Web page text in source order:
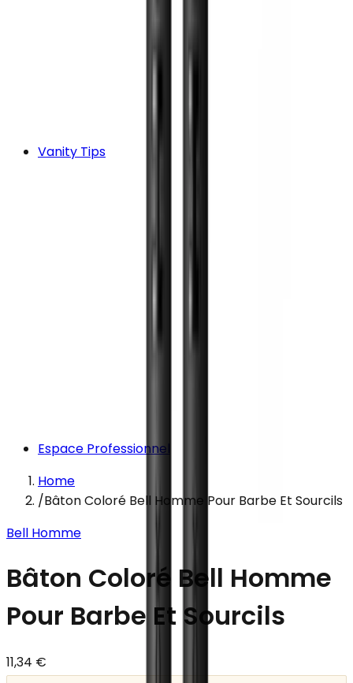
Vanity Tips
Espace Professionnel
Home
/Bâton Coloré Bell Homme Pour Barbe Et Sourcils
Bell Homme
Bâton Coloré Bell Homme
Pour Barbe Et Sourcils
11,34 €